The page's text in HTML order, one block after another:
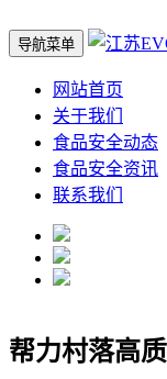
导航菜单
网站首页
关于我们
食品安全动态
食品安全资讯
联系我们
帮力村落高